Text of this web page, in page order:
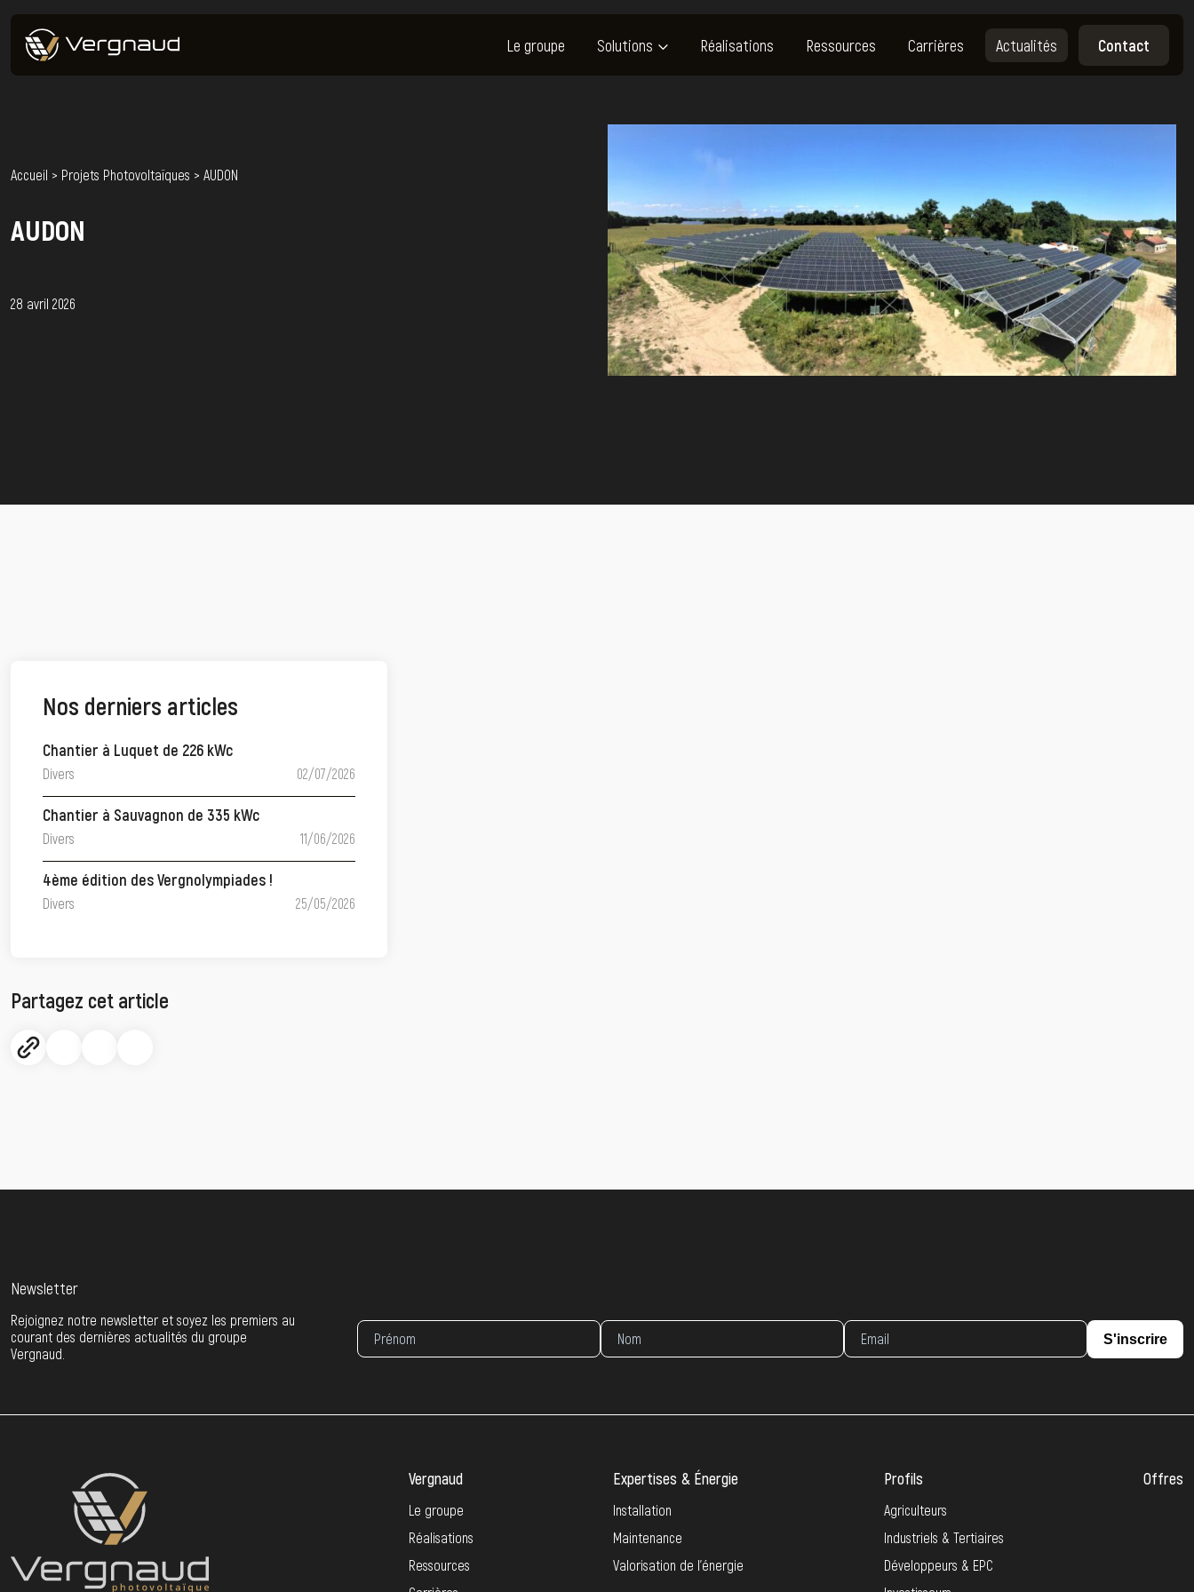
Le groupe Solutions Réalisations Ressources Carrières Actualités Contact
Accueil > Projets Photovoltaïques > AUDON
AUDON
28 avril 2026
Nos derniers articles
Chantier à Luquet de 226 kWc
Divers 02/07/2026
Chantier à Sauvagnon de 335 kWc
Divers 11/06/2026
4ème édition des Vergnolympiades !
Divers 25/05/2026
Partagez cet article
Newsletter
Rejoignez notre newsletter et soyez les premiers au
courant des dernières actualités du groupe
Vergnaud.
S'inscrire
Vergnaud
Le groupe
Réalisations
Ressources
Expertises & Énergie
Installation
Maintenance
Valorisation de l’énergie
Profils
Agriculteurs
Industriels & Tertiaires
Développeurs & EPC
Offres